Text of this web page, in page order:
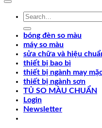
Search
bóng đèn so màu
máy so màu
sửa chữa và hiệu
thiết bị bao bì
thiết bị ngành may
thiết bị ngành sơn
TỦ SO MÀU CHUẨN
Login
Newsletter